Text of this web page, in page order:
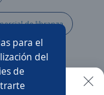
para el
del
de
de libranza
compras